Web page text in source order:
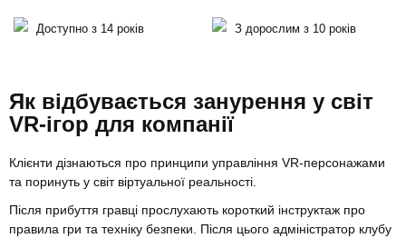
Доступно з 14 років З дорослим з 10 років
Як відбувається занурення у світ
VR-ігор для компанії
Клієнти дізнаються про принципи управління VR-персонажами
та поринуть у світ віртуальної реальності.
Після прибуття гравці прослухають короткий інструктаж про
правила гри та техніку безпеки. Після цього адміністратор клубу